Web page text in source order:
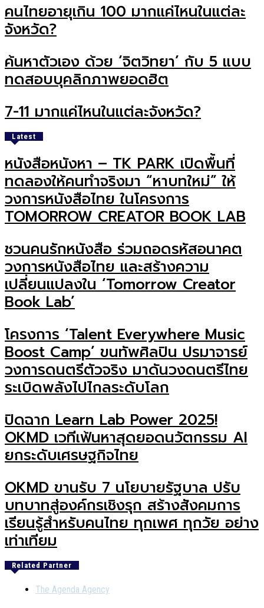
คนไทยอายุเกิน 100 มากแค่ไหนในแต่ละ
จังหวัด?
ค้นหาตัวเอง ด้วย ‘จิตวิทยา’ กับ 5 แบบ
ทดสอบบุคลิกภาพยอดฮิต
7-11 มากแค่ไหนในแต่ละจังหวัด?
Latest
หนังสือหนังหา – TK PARK เปิดพื้นที่
ทดลองให้คนทำจริงมา “หาบทใหม่” ให้
วงการหนังสือไทย ในโครงการ
TOMORROW CREATOR BOOK LAB
ชวนคนรักหนังสือ ร่วมถอดรหัสอนาคต
วงการหนังสือไทย และสร้างความ
เปลี่ยนแปลงใน ‘Tomorrow Creator
Book Lab’
โครงการ ‘Talent Everywhere Music
Boost Camp’ ขนทัพศิลปิน ปรมาจารย์
วงการดนตรีตัวจริง มาดันวงดนตรีไทย
ระเบิดพลังไปไกลระดับโลก
ปิดฉาก Learn Lab Power 2025!
OKMD เวทีเฟ้นหาสุดยอดนวัตกรรม AI
ยกระดับเศรษฐกิจไทย
OKMD ขานรับ 7 นโยบายรัฐบาล ปรับ
บทบาทสู่องค์กรเชิงรุก สร้างสังคมการ
เรียนรู้สำหรับคนไทย ทุกเพศ ทุกวัย อย่าง
เท่าเทียม
Related Partner
The Agenda Agency